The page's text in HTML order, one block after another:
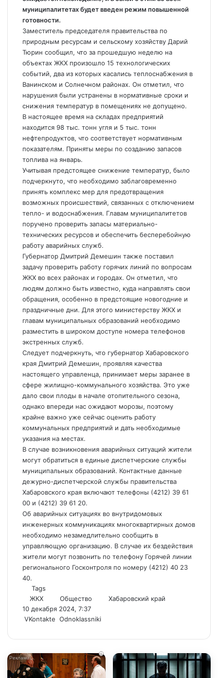
муниципалитетах будет введен режим повышенной
готовности.
Заместитель председателя правительства по
природным ресурсам и сельскому хозяйству Дарий
Тюрин сообщил, что за прошедшую неделю на
объектах ЖКХ произошло 15 технологических
событий, два из которых касались теплоснабжения в
Ванинском и Солнечном районах. Он отметил, что
нарушения были устранены в нормативные сроки и
снижения температур в помещениях не допущено.
В настоящее время на складах предприятий
находится 98 тыс. тонн угля и 5 тыс. тонн
нефтепродуктов, что соответствует нормативным
показателям. Приняты меры по созданию запасов
топлива на январь.
Учитывая предстоящее снижение температур, было
подчеркнуто, что необходимо заблаговременно
принять комплекс мер для предотвращения
возможных происшествий, связанных с отключением
тепло- и водоснабжения. Главам муниципалитетов
поручено проверить запасы материально-
технических ресурсов и обеспечить бесперебойную
работу аварийных служб.
Губернатор Дмитрий Демешин также поставил
задачу проверить работу горячих линий по вопросам
ЖКХ во всех районах и городах. Он отметил, что
людям должно быть известно, куда направлять свои
обращения, особенно в предстоящие новогодние и
праздничные дни. Для этого министерству ЖКХ и
главам муниципальных образований необходимо
разместить в широком доступе номера телефонов
экстренных служб.
Следует подчеркнуть, что губернатор Хабаровского
края Дмитрий Демешин, проявляя качества
настоящего управленца, принимает меры заранее в
сфере жилищно-коммунального хозяйства. Это уже
дало свои плоды в начале отопительного сезона,
однако впереди нас ожидают морозы, поэтому
крайне важно уже сейчас оценить работу
коммунальных предприятий и дать необходимые
указания на местах.
В случае возникновения аварийных ситуаций жители
могут обратиться в единые диспетчерские службы
муниципальных образований. Контактные данные
дежурно-диспетчерской службы правительства
Хабаровского края включают телефоны (4212) 39 61
00 и (4212) 39 61 20.
Об аварийных ситуациях во внутридомовых
инженерных коммуникациях многоквартирных домов
необходимо незамедлительно сообщить в
управляющую организацию. В случае их бездействия
жители могут позвонить по телефону Горячей линии
регионального Госконтроля по номеру (4212) 40 23
40.
Tags
ЖКХ
Общество
Хабаровский край
10 декабря 2024, 7:37
VKontakte Odnoklassniki
Email
i